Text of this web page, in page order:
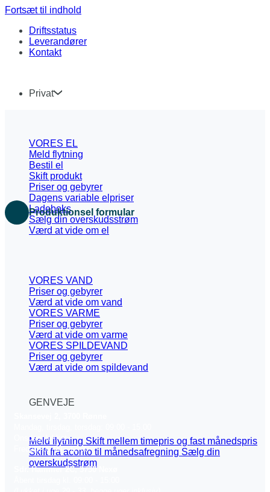
Fortsæt til indhold
Driftsstatus
Leverandører
Kontakt
Privat
VORES EL
Meld flytning
Bestil el
Skift produkt
Priser og gebyrer
Dagens variable elpriser
Ladeboks
Sælg din overskudsstrøm
Værd at vide om el
VORES VAND
Priser og gebyrer
Værd at vide om vand
VORES VARME
Priser og gebyrer
Værd at vide om varme
VORES SPILDEVAND
Priser og gebyrer
Værd at vide om spildevand
GENVEJE
Meld flytning Skift mellem timepris og fast månedspris
Skift fra aconto til månedsafregning Sælg din
overskudsstrøm
Produktionsel formular
Onsdag: lukket
Fredag: 09:00 - 12:00
Sdr. Hammer 2C, 3730 Nexø